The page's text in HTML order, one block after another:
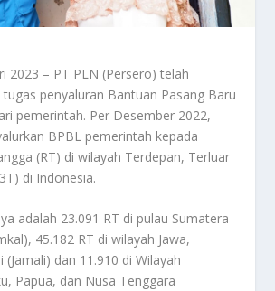
2023 – PT PLN (Persero) telah
penyaluran Bantuan Pasang Baru
pemerintah. Per Desember 2022,
BPBL pemerintah kepada
(RT) di wilayah Terdepan, Terluar
di Indonesia.
adalah 23.091 RT di pulau Sumatera
45.182 RT di wilayah Jawa,
(Jamali) dan 11.910 di Wilayah
Papua, dan Nusa Tenggara